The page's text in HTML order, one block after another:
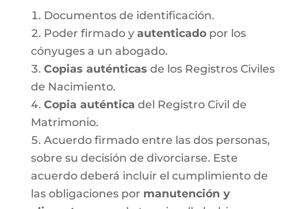
Documentos de identificación.
Poder firmado y autenticadopor los
cónyuges a un abogado.
Copias auténticas de los Registros Civiles
de Nacimiento.
Copia auténtica del Registro Civil de
Matrimonio.
Acuerdo firmado entre las dos personas,
sobre su decisión de divorciarse. Este
acuerdo deberá incluir el cumplimiento de
las obligaciones por manutención y